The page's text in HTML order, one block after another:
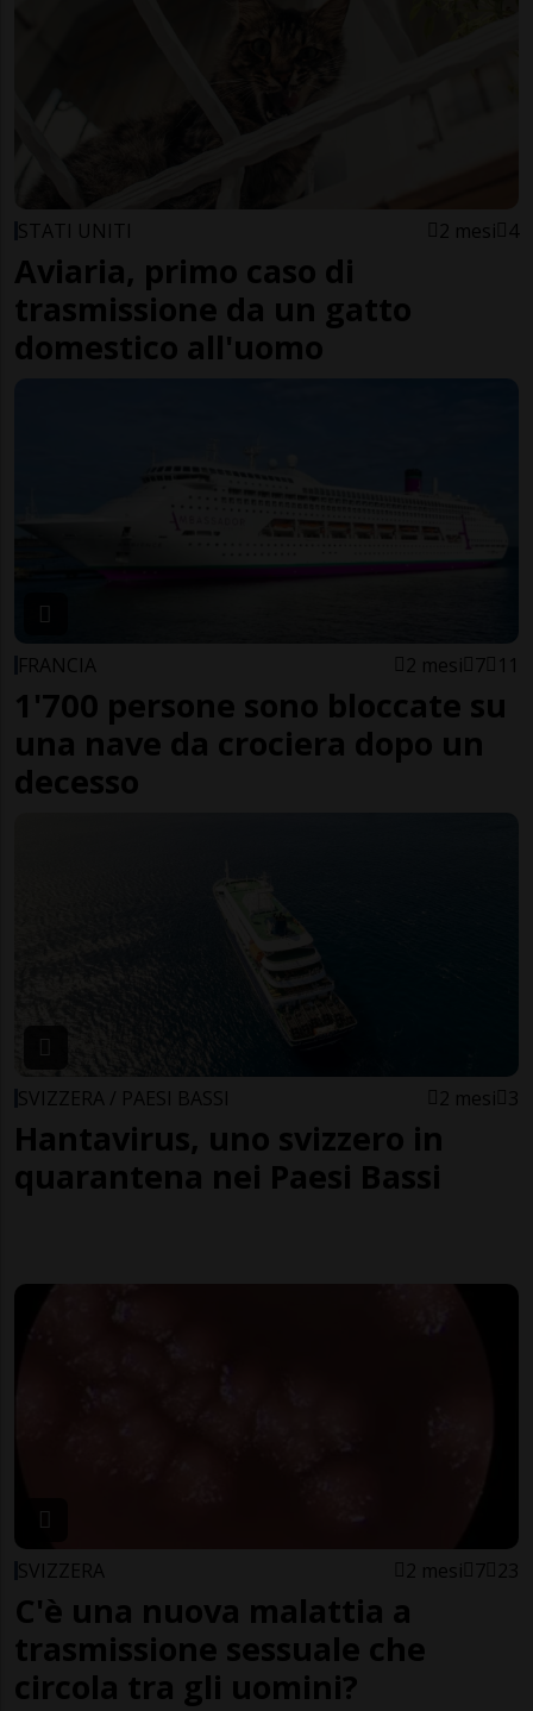
STATI UNITI 2 mesi 4
Aviaria, primo caso di
trasmissione da un gatto
domestico all'uomo
FRANCIA 2 mesi 7 11
1'700 persone sono bloccate su
una nave da crociera dopo un
decesso
SVIZZERA / PAESI BASSI 2 mesi 3
Hantavirus, uno svizzero in
quarantena nei Paesi Bassi
SVIZZERA 2 mesi 7 23
C'è una nuova malattia a
trasmissione sessuale che
circola tra gli uomini?